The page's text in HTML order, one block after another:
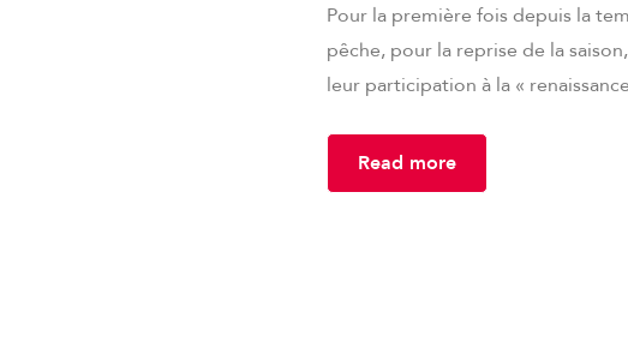
Pour la première fois depuis la
pêche, pour la reprise de la
leur participation à la «
Read more